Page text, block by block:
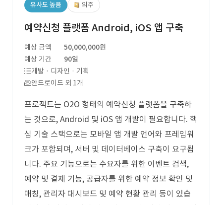
유사도 높음 외주
예약신청 플랫폼 Android, iOS 앱 구축
예상 금액
50,000,000원
예상 기간
90일
개발 · 디자인 · 기획
안드로이드 외 1개
프로젝트는 O2O 형태의 예약신청 플랫폼을 구축하
는 것으로, Android 및 iOS 앱 개발이 필요합니다. 핵
심 기술 스택으로는 모바일 앱 개발 언어와 프레임워
크가 포함되며, 서버 및 데이터베이스 구축이 요구됩
니다. 주요 기능으로는 수요자를 위한 이벤트 검색,
예약 및 결제 기능, 공급자를 위한 예약 정보 확인 및
매칭, 관리자 대시보드 및 예약 현황 관리 등이 있습